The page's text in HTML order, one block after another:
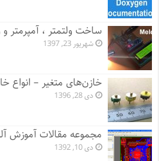
ساخت ولتمتر ، آمپرمتر و
شهریور 23, 1397
خازن‌های متغیر – انواع
دی 28, 1396
مجموعه مقالات آموزش
دی 10, 1392